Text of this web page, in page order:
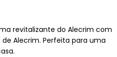
revitalizante do Alecrim com
Alecrim. Perfeita para uma